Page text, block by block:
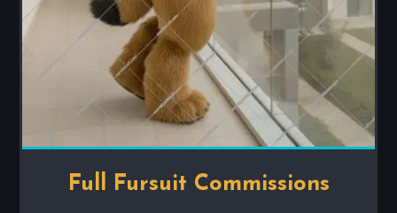
Full Fursuit Commissions